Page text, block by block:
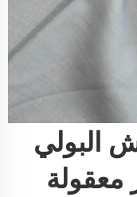
البولي
معقولة